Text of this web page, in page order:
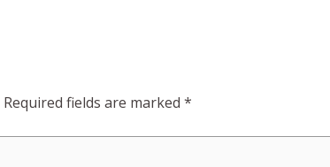
Required fields are marked *